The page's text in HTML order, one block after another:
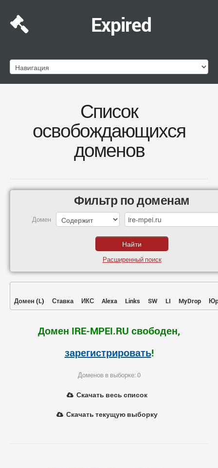
Expired
Список
освобождающихся
доменов
Фильтр по доменам
Домен
Расширенный поиск
Домен (L) Ставка ИКС Alexa Links SW LI MyDrop
Домен IRE-MPEI.RU свободен,
зарегистрировать!
Доменов в выборке: 0
Скачать весь список
Скачать текущую выборку